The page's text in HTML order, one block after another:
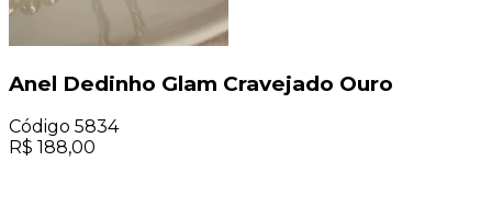
Anel Dedinho Glam Cravejado Ouro
Código 5834
R$ 188,00